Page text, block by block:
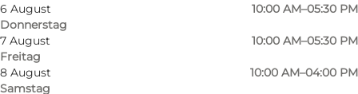
6 August
Donnerstag
10:00 AM–05:30 PM
7 August
Freitag
10:00 AM–05:30 PM
8 August
Samstag
10:00 AM–04:00 PM